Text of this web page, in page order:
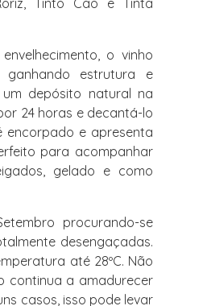
Tinto Cão e Tinta
o vinho
estrutura e
depósito natural na
24 horas e decantá-lo
encorpado e apresenta
para acompanhar
gelado e como
procurando-se
desengaçadas.
até 28ºC. Não
continua a amadurecer
casos, isso pode levar